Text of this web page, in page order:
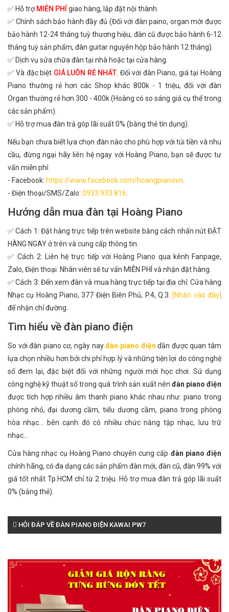
✅ Hỗ trợ MIỄN PHÍ giao hàng, lắp đặt nội thành.
✅ Chính sách bảo hành đầy đủ (Đối với đàn paino, organ mới được
bảo hành 12-24 tháng tuỳ thương hiệu, đàn cũ được bảo hành 6-12
tháng tuỳ sản phẩm, đàn guitar nguyên hộp bảo hành 12 tháng).
✅ Dịch vụ sửa chữa đàn tại nhà hoặc tại cửa hàng.
✅ Và đặc biệt GIÁ LUÔN RẺ NHẤT . Đối với đàn Piano, giá tại Hoàng
Piano thường rẻ hơn các Shop khác 800k - 1 triệu, đối với đàn
Organ thường rẻ hơn 300 - 400k (Hoàng có so sáng giá cụ thể trong
các sản phẩm).
✅ Hỗ trợ mua đàn trả góp lãi suất 0% (bằng thẻ tín dụng).
Nếu bạn chưa biết lựa chọn đàn nào cho phù hợp với túi tiền và nhu
cầu, đừng ngại hãy liên hệ ngay với Hoàng Piano, bạn sẽ được tư
vấn miễn phí:
- Facebook: https://www.facebook.com/hoangpianovn
- Điện thoại/SMS/Zalo: 0933.933.816
Hướng dẫn mua đàn tại Hoàng Piano
✅ Cách 1: Đặt hàng trực tiếp trên website bằng cách nhấn nút ĐẶT
HÀNG NGAY ở trên và cung cấp thông tin.
✅ Cách 2: Liên hệ trực tiếp với Hoàng Piano qua kênh Fanpage,
Zalo, Điện thoại. Nhân viên sẽ tư vấn MIỄN PHÍ và nhận đặt hàng.
✅ Cách 3: Đến xem đàn và mua hàng trực tiếp tại địa chỉ: Cửa hàng
Nhạc cụ Hoàng Piano, 377 Điện Biên Phủ, P.4, Q.3.
[Nhấn vào đây]
để nhận chỉ đường.
Tìm hiểu về đàn piano điện
So với đàn piano cơ, ngày nayđàn piano điện dần được quan tâm
lựa chọn nhiều hơn bởi chi phí hợp lý và những tiện lợi do công nghệ
số đem lại, đặc biệt đối với những người mới học chơi. Sử dụng
công nghệ kỹ thuật số trong quá trình sản xuất nên đàn piano điện
được tích hợp nhiều âm thanh piano khác nhau như: piano trong
phòng nhỏ, đại dương cầm, tiểu dương cầm, piano trong phòng
hòa nhạc... bên cạnh đó có nhiều chức năng tập nhạc, lưu trữ
nhạc...
Cửa hàng nhạc cụ Hoàng Piano chuyên cung cấp đàn piano điện
chính hãng, có đa dạng các sản phẩm đàn mới, đàn cũ, đàn 99% với
giá tốt nhất Tp.HCM chỉ từ 2 triệu. Hỗ trợ mua đàn trả góp lãi suất
0% (bằng thẻ).
HỎI ĐÁP VỀ ĐÀN PIANO ĐIỆN KAWAI PW7